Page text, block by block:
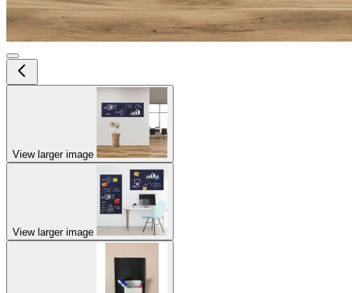
View larger image
View larger image